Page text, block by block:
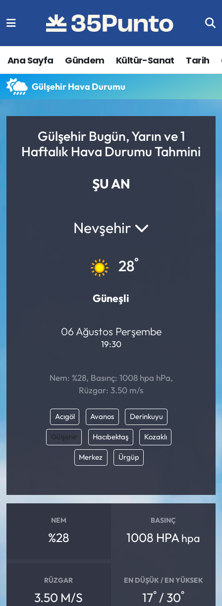
Ana Sayfa Gündem Kültür-Sanat Tarih
Gülşehir Hava Durumu
Gülşehir Bugün, Yarın ve 1
Haftalık Hava Durumu Tahmini
ŞU AN
Nevşehir
28°
Güneşli
06 Ağustos Perşembe
19:30
Nem: %28, Basınç: 1008 hpa hPa,
Rüzgar: 3.50 m/s
Acıgöl Avanos Derinkuyu
Gülşehir Hacıbektaş Kozaklı
Merkez Ürgüp
NEM
%28
BASINÇ
1008 HPA hpa
RÜZGAR
3.50 M/S
EN DÜŞÜK / EN YÜKSEK
17° / 30°